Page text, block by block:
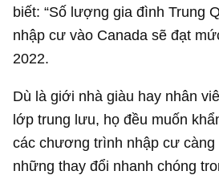
biết: “Số lượng gia đình Trung
nhập cư vào Canada sẽ đạt
2022.
Dù là giới nhà giàu hay nhân
lớp trung lưu, họ đều muốn
các chương trình nhập cư
những thay đổi nhanh chóng